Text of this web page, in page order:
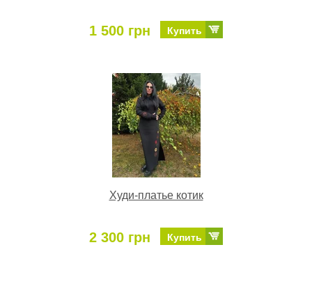
1 500 грн Купить
Худи-платье котик
2 300 грн Купить